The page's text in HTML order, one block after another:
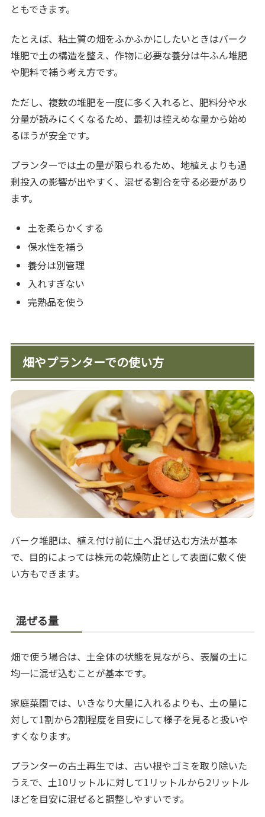
ともできます。
たとえば、粘土質の畑をふかふかにしたいときはバーク
堆肥で土の構造を整え、作物に必要な養分は牛ふん堆肥
や肥料で補う考え方です。
ただし、複数の堆肥を一度に多く入れると、肥料分や水
分量が読みにくくなるため、最初は控えめな量から始め
るほうが安全です。
プランターでは土の量が限られるため、地植えよりも過
剰投入の影響が出やすく、混ぜる割合を守る必要があり
ます。
土を柔らかくする
保水性を補う
養分は別管理
入れすぎない
完熟品を使う
畑やプランターでの使い方
バーク堆肥は、植え付け前に土へ混ぜ込む方法が基本
で、目的によっては株元の乾燥防止として表面に敷く使
い方もできます。
混ぜる量
畑で使う場合は、土全体の状態を見ながら、表層の土に
均一に混ぜ込むことが基本です。
家庭菜園では、いきなり大量に入れるよりも、土の量に
対して1割から2割程度を目安にして様子を見ると扱いや
すくなります。
プランターの古土再生では、古い根やゴミを取り除いた
うえで、土10リットルに対して1リットルから2リットル
ほどを目安に混ぜると調整しやすいです。